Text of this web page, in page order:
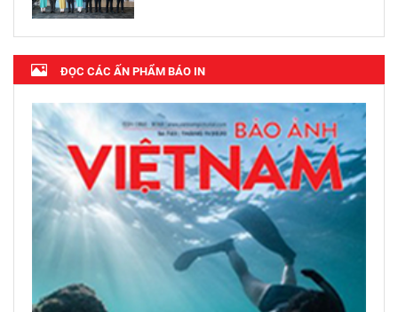
ĐỌC CÁC ẤN PHẨM BÁO IN